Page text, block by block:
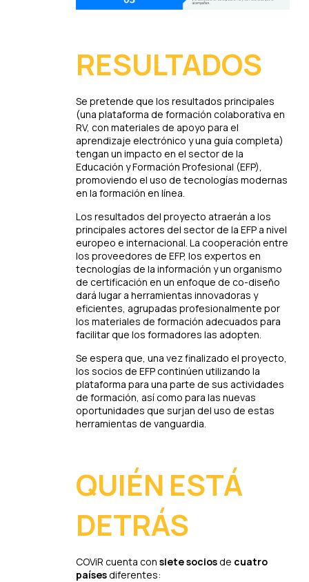
RESULTADOS
Se pretende que los resultados principales
(una plataforma de formación colaborativa en
RV, con materiales de apoyo para el
aprendizaje electrónico y una guía completa)
tengan un impacto en el sector de la
Educación y Formación Profesional (EFP),
promoviendo el uso de tecnologías modernas
en la formación en línea.
Los resultados del proyecto atraerán a los
principales actores del sector de la EFP a nivel
europeo e internacional. La cooperación entre
los proveedores de EFP, los expertos en
tecnologías de la información y un organismo
de certificación en un enfoque de co-diseño
dará lugar a herramientas innovadoras y
eficientes, agrupadas profesionalmente por
los materiales de formación adecuados para
facilitar que los formadores las adopten.
Se espera que, una vez finalizado el proyecto,
los socios de EFP continúen utilizando la
plataforma para una parte de sus actividades
de formación, así como para las nuevas
oportunidades que surjan del uso de estas
herramientas de vanguardia.
QUIÉN ESTÁ
DETRÁS
COViR cuenta con siete sociosde cuatro
paísesdiferentes: